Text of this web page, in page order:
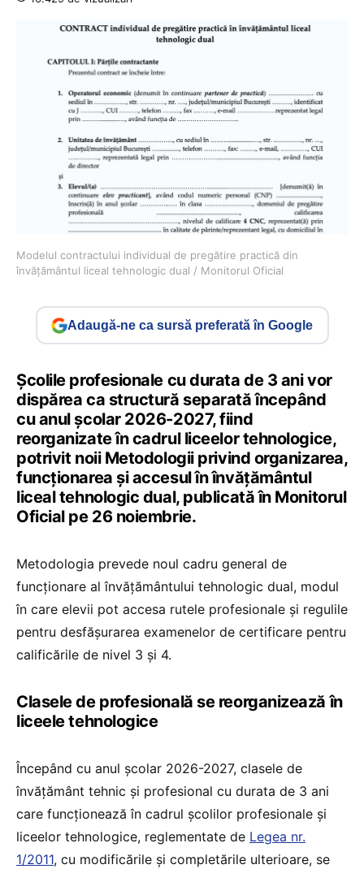
Modelul contractului individual de pregătire practică din
învățământul liceal tehnologic dual / Monitorul Oficial
Adaugă-ne ca sursă preferată în Google
Școlile profesionale cu durata de 3 ani vor
dispărea ca structură separată începând
cu anul școlar 2026-2027, fiind
reorganizate în cadrul liceelor tehnologice,
potrivit noii Metodologii privind organizarea,
funcționarea și accesul în învățământul
liceal tehnologic dual, publicată în Monitorul
Oficial pe 26 noiembrie.
Metodologia prevede noul cadru general de
funcționare al învățământului tehnologic dual, modul
în care elevii pot accesa rutele profesionale și regulile
pentru desfășurarea examenelor de certificare pentru
calificările de nivel 3 și 4.
Clasele de profesională se reorganizează în
liceele tehnologice
Începând cu anul școlar 2026-2027, clasele de
învățământ tehnic și profesional cu durata de 3 ani
care funcționează în cadrul școlilor profesionale și
liceelor tehnologice, reglementate de Legea nr.
1/2011, cu modificările și completările ulterioare, se